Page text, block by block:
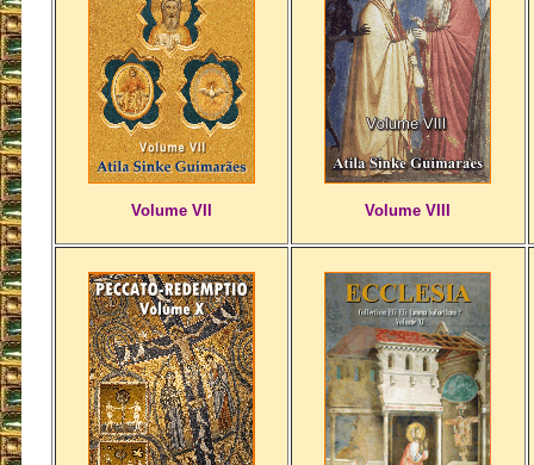
Volume VII Volume VIII